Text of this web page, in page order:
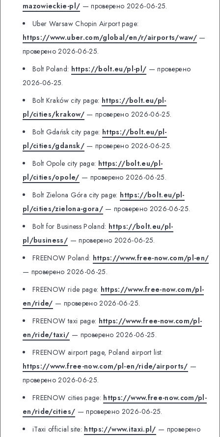
mazowieckie-pl/ — проверено 2026-06-25.
Uber Warsaw Chopin Airport page:
https://www.uber.com/global/en/r/airports/waw/ —
проверено 2026-06-25.
Bolt Poland: https://bolt.eu/pl-pl/ — проверено
2026-06-25.
Bolt Kraków city page: https://bolt.eu/pl-
pl/cities/krakow/— проверено 2026-06-25.
Bolt Gdańsk city page: https://bolt.eu/pl-
pl/cities/gdansk/— проверено 2026-06-25.
Bolt Opole city page: https://bolt.eu/pl-
pl/cities/opole/ — проверено 2026-06-25.
Bolt Zielona Góra city page: https://bolt.eu/pl-
pl/cities/zielona-gora/ — проверено 2026-06-25.
Bolt for Business Poland: https://bolt.eu/pl-
pl/business/ — проверено 2026-06-25.
FREENOW Poland: https://www.free-now.com/pl-en/
— проверено 2026-06-25.
FREENOW ride page: https://www.free-now.com/pl-
en/ride/ — проверено 2026-06-25.
FREENOW taxi page: https://www.free-now.com/pl-
en/ride/taxi/ — проверено 2026-06-25.
FREENOW airport page, Poland airport list:
https://www.free-now.com/pl-en/ride/airports/ —
проверено 2026-06-25.
FREENOW cities page: https://www.free-now.com/pl-
en/ride/cities/ — проверено 2026-06-25.
iTaxi official site: https://www.itaxi.pl/ — проверено